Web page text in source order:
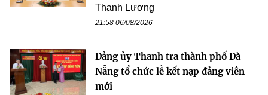
Thanh Lương
21:58 06/08/2026
Đảng ủy Thanh tra thành phố Đà
Nẵng tổ chức lễ kết nạp đảng viên
mới